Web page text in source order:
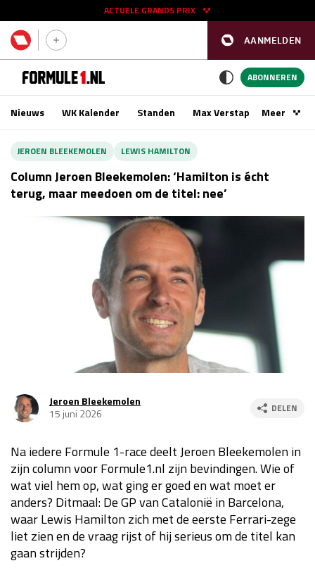
AANMELDEN
ACTUELE GRANDS PRIX
11 - 13 sep
Race
GP AZERBEIDZJAN 2026
vr 14:00 - 15:00
za 13:00 - 15:00
za 15:00 - 16:00
zo 14:00 - 16:00
Kwalificatie
za 23:00 - 00:00
Race
zo 21:00 - 23:00
GP MEXICO 2026
Kwalificatie
za 19:00 - 20:00
Race
zo 18:00 - 20:00
ABONNEREN
Nieuws WK Kalender Standen Max VerstappenMeer
JEROEN BLEEKEMOLEN LEWIS HAMILTON
Column Jeroen Bleekemolen: ‘Hamilton is écht
terug, maar meedoen om de titel: nee’
Jeroen Bleekemolen
15 juni 2026
DELEN
Na iedere Formule 1-race deelt Jeroen Bleekemolen in
zijn column voor Formule1.nl zijn bevindingen. Wie of
wat viel hem op, wat ging er goed en wat moet er
anders? Ditmaal: De GP van Catalonië in Barcelona,
waar Lewis Hamilton zich met de eerste Ferrari-zege
liet zien en de vraag rijst of hij serieus om de titel kan
gaan strijden?